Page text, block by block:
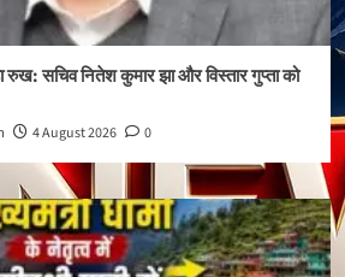
रुख: सचिव नितेश कुमार झा और विस्तार गुप्ता को
4 August 2026 0